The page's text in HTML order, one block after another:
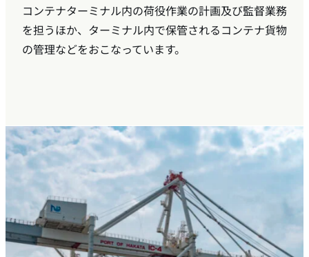
コンテナターミナル内の荷役作業の計画及び監督業務
を担うほか、ターミナル内で保管されるコンテナ貨物
の管理などをおこなっています。